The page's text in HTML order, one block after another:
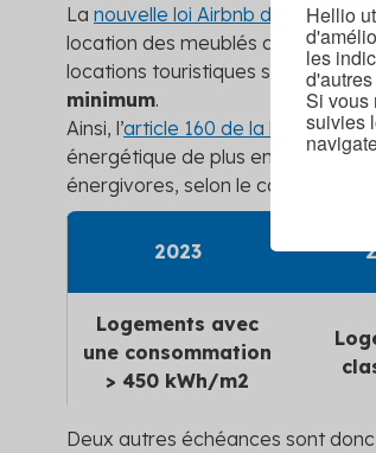
Hellio
les
Si vous
suivies
La nouvelle loi Airbnb du 19
location des meublés de tourisme
locations touristiques situées en
minimum.
Ainsi, l’article 160 de la loi « climat
énergétique de plus en plus
énergivores, selon le calendrier
2023
Logements avec
une consommation
> 450 kWh/m2
Deux autres échéances sont